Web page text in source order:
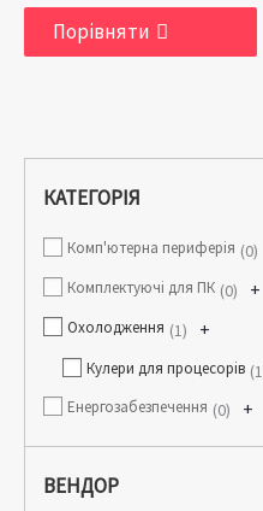
КАТЕГОРІЯ
Комп'ютерна периферія 0
Комплектуючі для ПК +
0
Охолодження +
1
Кулери для процесорів 1
Енергозабезпечення +
0
ВЕНДОР
Порівняти